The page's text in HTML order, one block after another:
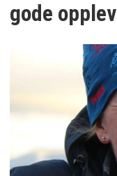
gode